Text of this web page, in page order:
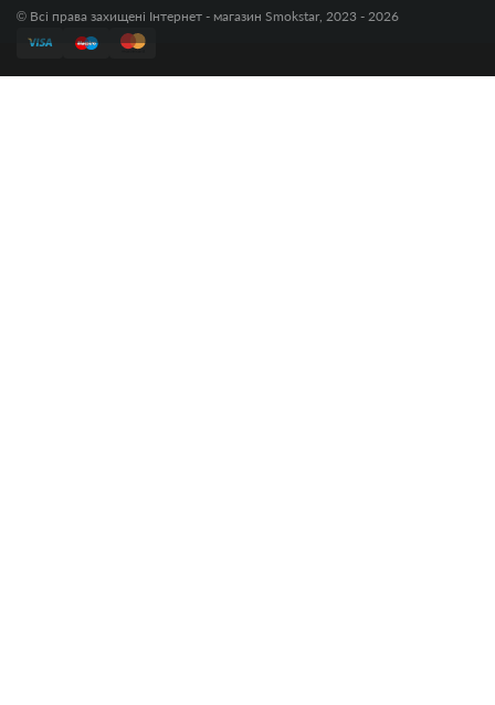
© Всі права захищені Інтернет - магазин Smokstar, 2023 - 2026